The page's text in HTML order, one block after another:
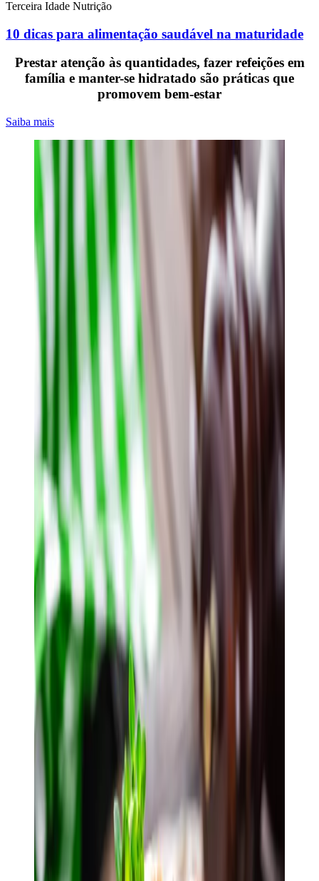
Terceira Idade Nutrição
10 dicas para alimentação saudável na maturidade
Prestar atenção às quantidades, fazer refeições em
família e manter-se hidratado são práticas que
promovem bem-estar
Saiba mais